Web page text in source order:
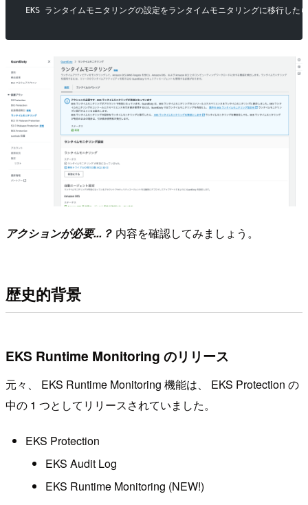
EKS ランタイムモニタリングの設定をランタイムモニタリングに移行し
アクションが必要...？ 内容を確認してみましょう。
歴史的背景
EKS Runtime Monitoring のリリース
元々、 EKS Runtime Monitoring 機能は、 EKS Protection の
中の 1 つとしてリリースされていました。
EKS Protection
EKS Audit Log
EKS Runtime Monitoring (NEW!)